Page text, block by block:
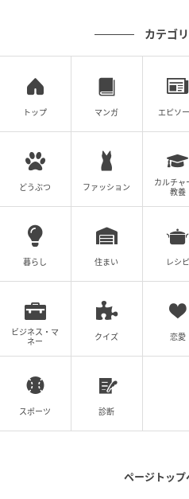
アラフィフでVIO脱毛
ベビーカレンダー
30年以上前、永久脱毛はと
が悩みで一番のコンプレッ
円はかけて脇の脱毛をしま
すべて脱毛できぬまま、さ
カテゴ
トップ マンガ エピソ
どうぶつ ファッション
カルチャ
教養
暮らし 住まい レシピ
ビジネス・マ
ネー
クイズ 恋愛
スポーツ 診断
ページトップ